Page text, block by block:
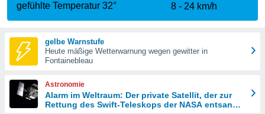
sind.
diese
gefühlte Temperatur 32°
8
24 km/h
gelbe Warnstufe
Heute mäßige Wetterwarnung wegen gewitter in
Fontainebleau
Astronomie
Alarm im Weltraum: Der private Satellit, der zur
Rettung des Swift-Teleskops der NASA entsandt